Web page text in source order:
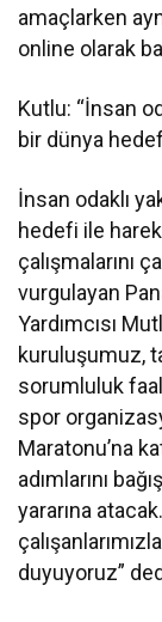
amaçlarken
online olarak
Kutlu: “İnsan
bir dünya
İnsan odaklı
hedefi ile
çalışmalarını
vurgulayan
Yardımcısı
kuruluşumuz,
sorumluluk
spor
Maratonu’na
adımlarını
yararına
duyuyoruz”